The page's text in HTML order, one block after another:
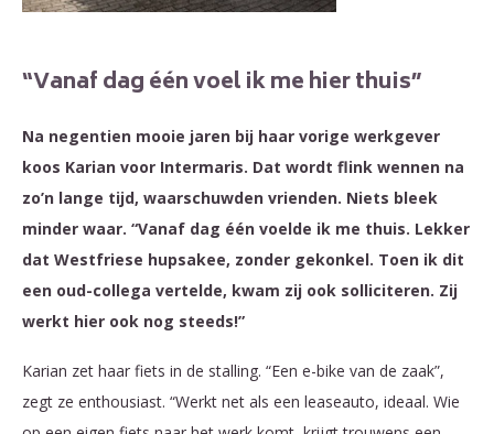
“Vanaf dag één voel ik me hier thuis”
Na negentien mooie jaren bij haar vorige werkgever
koos Karian voor Intermaris. Dat wordt flink wennen na
zo’n lange tijd, waarschuwden vrienden. Niets bleek
minder waar. “Vanaf dag één voelde ik me thuis. Lekker
dat Westfriese hupsakee, zonder gekonkel. Toen ik dit
een oud-collega vertelde, kwam zij ook solliciteren. Zij
werkt hier ook nog steeds!”
Karian zet haar fiets in de stalling. “Een e-bike van de zaak”,
zegt ze enthousiast. “Werkt net als een leaseauto, ideaal. Wie